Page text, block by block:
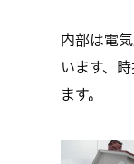
内部は電
います、
ます。